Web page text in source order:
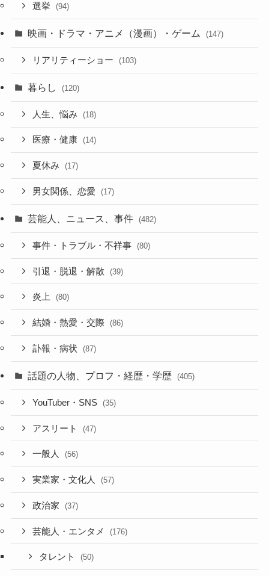
選挙 (94)
映画・ドラマ・アニメ（漫画）・ゲーム (147)
リアリティーショー (103)
暮らし (120)
人生、悩み (18)
医療・健康 (14)
夏休み (17)
男女関係、恋愛 (17)
芸能人、ニュース、事件 (482)
事件・トラブル・不祥事 (80)
引退・脱退・解散 (39)
炎上 (80)
結婚・熱愛・交際 (86)
訃報・病状 (87)
話題の人物、プロフ・経歴・学歴 (405)
YouTuber・SNS (35)
アスリート (47)
一般人 (56)
実業家・文化人 (57)
政治家 (37)
芸能人・エンタメ (176)
タレント (50)